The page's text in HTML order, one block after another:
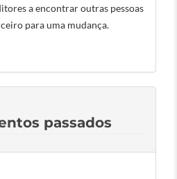
a encontrar outras pessoas
para uma mudança.
passados